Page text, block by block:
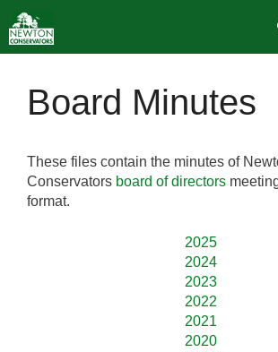
to
content
Board Minutes
These files contain the minutes of
Conservators board of directors
format.
2025
2024
2023
2022
2021
2020